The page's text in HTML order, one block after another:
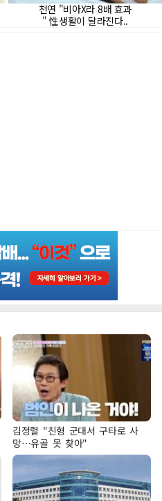
김정렬 "친형 군대서 구타로 사
망…유골 못 찾아"